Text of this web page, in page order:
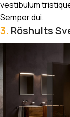
vestibulum
Semper dui.
3. Röshults